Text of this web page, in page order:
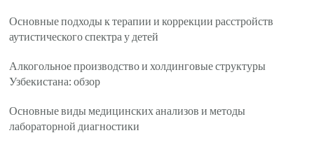
Основные подходы к терапии и коррекции расстройств
аутистического спектра у детей
Алкогольное производство и холдинговые структуры
Узбекистана: обзор
Основные виды медицинских анализов и методы
лабораторной диагностики